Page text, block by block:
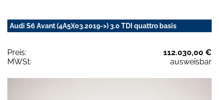
Audi S6 Avant (4A5)(03.2019->) 3.0 TDI quattro basis
Preis:
112.030,00 €
MWSt:
ausweisbar